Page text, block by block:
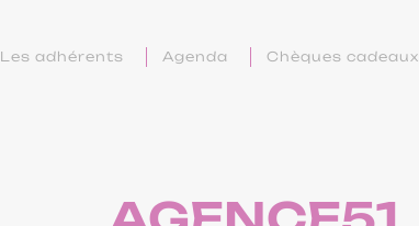
Les adhérents Agenda Chèques cadeaux